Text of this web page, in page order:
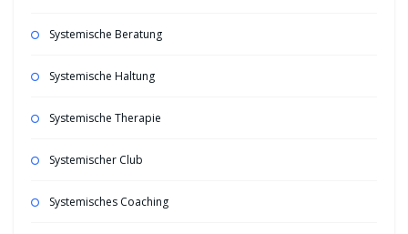
Systemische Beratung
Systemische Haltung
Systemische Therapie
Systemischer Club
Systemisches Coaching